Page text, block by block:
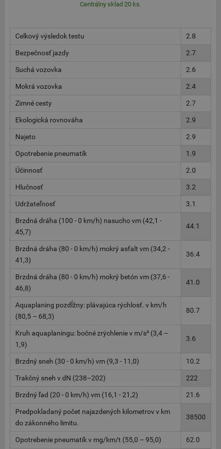
Centrálny sklad 20 ks.
Celkový výsledok testu 2.8
Bezpečnosť jazdy 2.7
Suchá vozovka 2.6
Mokrá vozovka 2.4
Zimné cesty 2.7
Ekologická rovnováha 2.9
Najeto 2.9
Opotrebenie pneumatík 1.9
Účinnosť 2.0
Hlučnosť 3.2
Udržateľnosť 3.1
Brzdná dráha (100 - 0 km/h) nasucho vm (42,1 -
45,7)
44.1
Brzdná dráha (80 - 0 km/h) mokrý asfalt vm (34,2 -
41,3)
36.4
Brzdná dráha (80 - 0 km/h) mokrý betón vm (37,6 -
46,8)
41.0
Aquaplaning pozdĺžny: plávajúca rýchlosť. v km/h
(80,5 – 68,3)
80.7
Kruh aquaplaningu: bočné zrýchlenie v m/s² (3,4 –
1,9)
3.6
Brzdný sneh (30 - 0 km/h) vm (9,3 - 11,0) 10.2
Trakčný sneh v dN (238–202) 222
Brzdný ľad (20 - 0 km/h) vm (16,1 - 21,2) 21.6
Predpokladaný počet najazdených kilometrov v km
do zákonného limitu.
38500
Opotrebenie pneumatík v mg/km/t (55,0 – 95,0) 62.0